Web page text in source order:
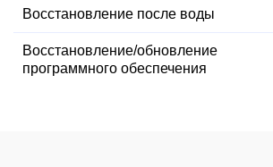
Восстановление после воды
Восстановление/обновление
программного обеспечения